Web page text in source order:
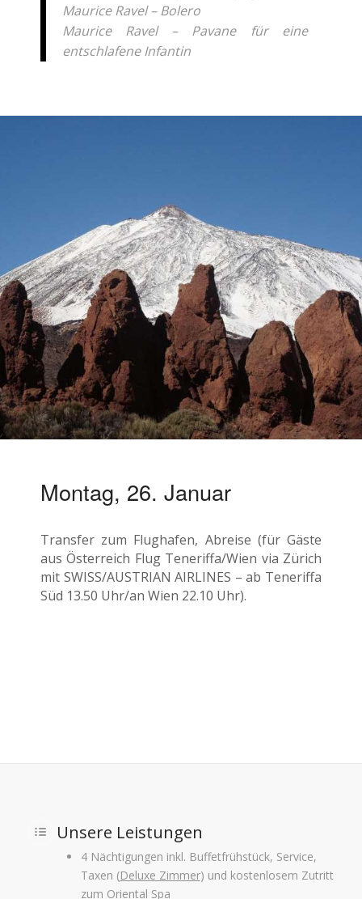
Maurice Ravel – Bolero
Maurice Ravel – Pavane für eine
entschlafene Infantin
Montag, 26. Januar
Transfer zum Flughafen, Abreise (für Gäste
aus Österreich Flug Teneriffa/Wien via Zürich
mit SWISS/AUSTRIAN AIRLINES – ab Teneriffa
Süd 13.50 Uhr/an Wien 22.10 Uhr).
Unsere Leistungen
4 Nächtigungen inkl. Buffetfrühstück, Service,
Taxen (Deluxe Zimmer) und kostenlosem Zutritt
zum Oriental Spa